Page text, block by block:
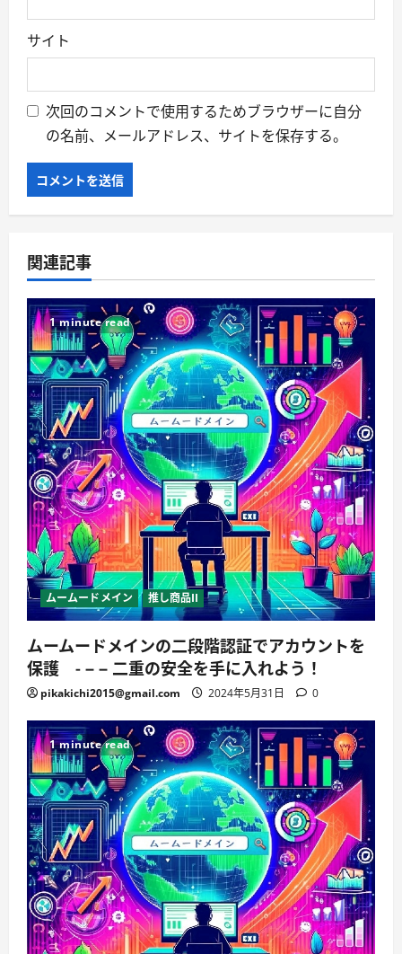
サイト
次回のコメントで使用するためブラウザーに自分
の名前、メールアドレス、サイトを保存する。
関連記事
1 minute read
ムームードメイン 推し商品II
ムームードメインの二段階認証でアカウントを
保護 - – – 二重の安全を手に入れよう！
pikakichi2015@gmail.com 2024年5月31日 0
1 minute read